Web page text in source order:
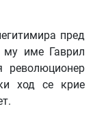
пред
му име Гаврил
революционер
ход се крие